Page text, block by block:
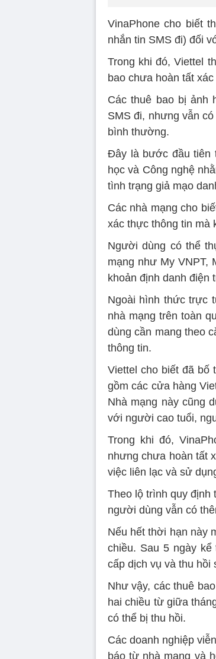
VinaPhone cho biết
nhắn tin SMS đi) đối
Trong khi đó, Viettel
bao chưa hoàn tất
Các thuê bao bị ảnh
SMS đi, nhưng vẫn
bình thường.
Đây là bước đầu tiên
học và Công nghệ
tình trạng giả mạo
Các nhà mạng cho
xác thực thông tin mà
Người dùng có thể
mạng như My VNPT,
khoản định danh điện
Ngoài hình thức trực
nhà mạng trên toàn
dùng cần mang theo
thông tin.
Viettel cho biết đã bố
gồm các cửa hàng
Nhà mạng này cũng
với người cao tuổi,
Trong khi đó,
nhưng chưa hoàn tất
việc liên lạc và sử
Theo lộ trình quy định
người dùng vẫn có
Nếu hết thời hạn này
chiều. Sau 5 ngày
cấp dịch vụ và thu hồi
Như vậy, các thuê
hai chiều từ giữa
có thể bị thu hồi.
Các doanh nghiệp
báo từ nhà mạng và